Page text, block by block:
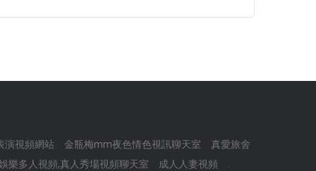
演視頻網站 金瓶梅mm夜色情色視訊聊天室
真愛旅舍
樂多人視頻,真人秀場視頻聊天室
成人人妻視頻